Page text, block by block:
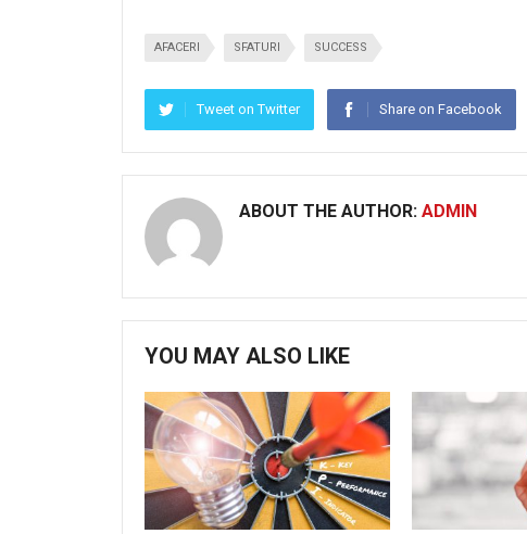
AFACERI SFATURI SUCCESS
Tweet on Twitter Share on Facebook
ABOUT THE AUTHOR: ADMIN
YOU MAY ALSO LIKE